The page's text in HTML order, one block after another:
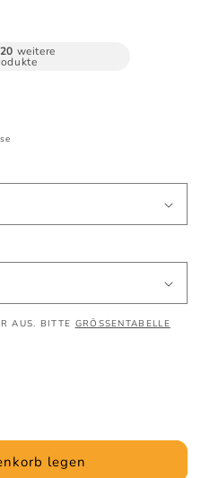
weitere
AUS. BITTE GRÖSSENTABELLE
legen